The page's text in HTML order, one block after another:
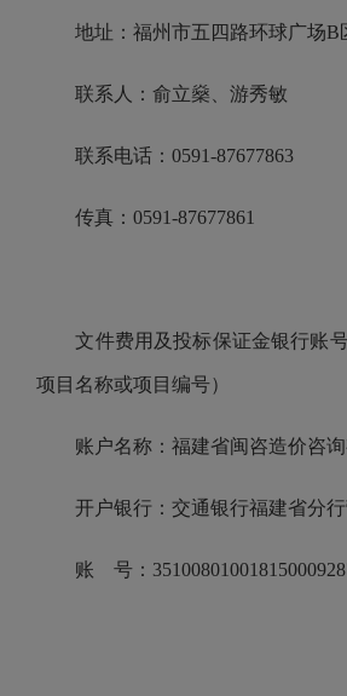
地址：福州市五四路环球广场B
联系人：俞立燊、游秀敏
联系电话：0591-87677863
传真：0591-87677861
文件费用及投标保证金银行账号
项目名称或项目编号）
账户名称：福建省闽咨造价咨询
开户银行：交通银行福建省分行
账 号：